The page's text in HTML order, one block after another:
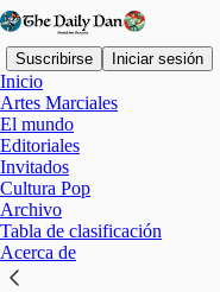
Suscribirse Iniciar sesión
Inicio
Artes Marciales
El mundo
Editoriales
Invitados
Cultura Pop
Archivo
Tabla de clasificación
Acerca de
Mazatlán
Liga menor y mayor de
estrena en México en la